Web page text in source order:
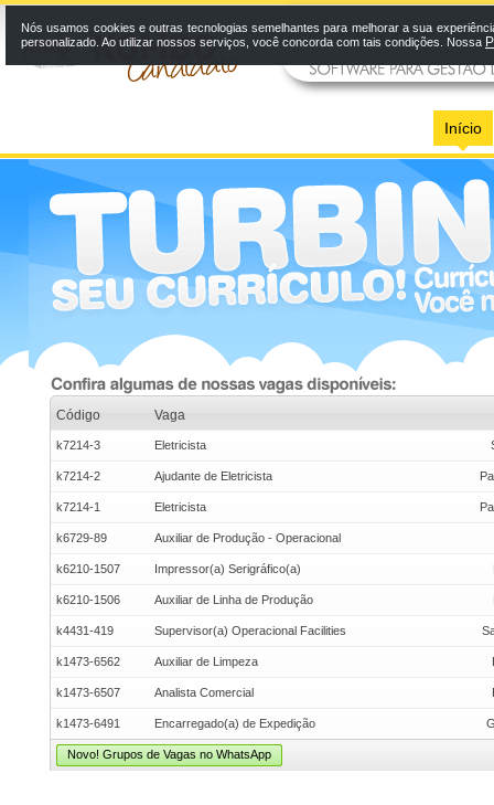
Início
Código Vaga
k7214-3 Eletricista
k7214-2 Ajudante de Eletricista
k7214-1 Eletricista
k6729-89 Auxiliar de Produção - Operacional
k6210-1507 Impressor(a) Serigráfico(a)
k6210-1506 Auxiliar de Linha de Produção
k4431-419 Supervisor(a) Operacional Facilities
k1473-6562 Auxiliar de Limpeza
k1473-6507 Analista Comercial
k1473-6491 Encarregado(a) de Expedição
Novo! Grupos de Vagas no WhatsApp
Nós usamos cookies e outras tecnologias semelhantes para melhorar a sua
personalizado. Ao utilizar nossos serviços, você concorda com tais condições. Nossa